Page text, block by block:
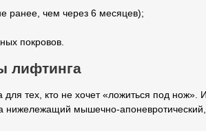
ранее, чем через 6 месяцев);
покровов.
лифтинга
тех, кто не хочет «ложиться под нож».
мышечно-апоневротический,